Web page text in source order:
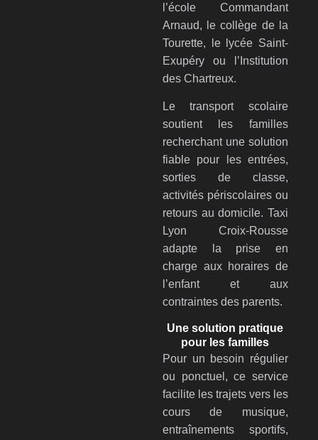
l’école Commandant
Arnaud, le collège de la
Tourette, le lycée Saint-
Exupéry ou l’Institution
des Chartreux.
Le transport scolaire
soutient les familles
recherchant une solution
fiable pour les entrées,
sorties de classe,
activités périscolaires ou
retours au domicile. Taxi
Lyon Croix-Rousse
adapte la prise en
charge aux horaires de
l’enfant et aux
contraintes des parents.
Une solution pratique
pour les familles
Pour un besoin régulier
ou ponctuel, ce service
facilite les trajets vers les
cours de musique,
entraînements sportifs,